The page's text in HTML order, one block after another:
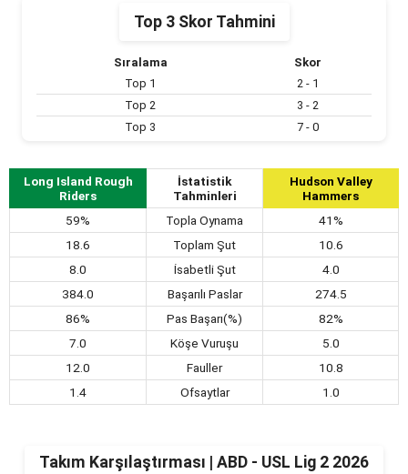
Top 3 Skor Tahmini
Sıralama
Skor
Top 1
2 - 1
Top 2
3 - 2
Top 3
7 - 0
Long Island Rough
Riders
İstatistik
Tahminleri
Hudson Valley
Hammers
59%
Topla Oynama
41%
18.6
Toplam Şut
10.6
8.0
İsabetli Şut
4.0
384.0
Başarılı Paslar
274.5
86%
Pas Başarı(%)
82%
7.0
Köşe Vuruşu
5.0
12.0
Fauller
10.8
1.4
Ofsaytlar 1.0
Takım Karşılaştırması | ABD - USL Lig 2 2026